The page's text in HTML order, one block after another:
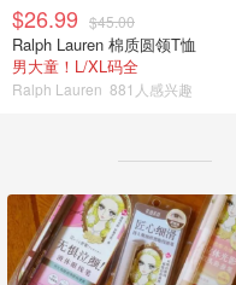
$26.99 $45.00
Ralph Lauren 棉质圆领T恤
男大童！L/XL码全
Ralph Lauren 881人感兴趣